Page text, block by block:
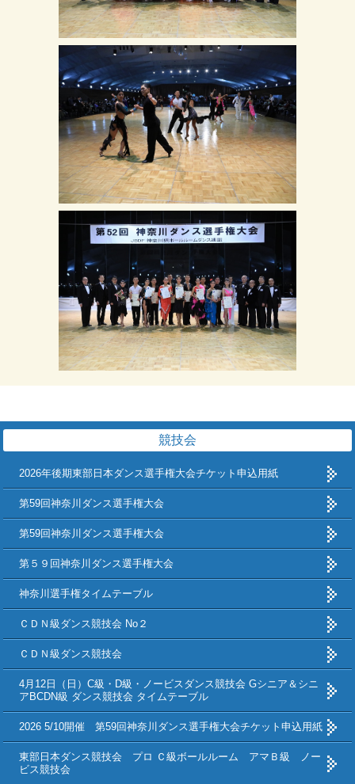
競技会
2026年後期東部日本ダンス選手権大会チケット申込用紙
第59回神奈川ダンス選手権大会
第59回神奈川ダンス選手権大会
第５９回神奈川ダンス選手権大会
神奈川選手権タイムテーブル
ＣＤＮ級ダンス競技会 No２
ＣＤＮ級ダンス競技会
4月12日（日）C級・D級・ノービスダンス競技会 Gシニア＆シニ
アBCDN級 ダンス競技会 タイムテーブル
2026 5/10開催 第59回神奈川ダンス選手権大会チケット申込用紙
東部日本ダンス競技会 プロ Ｃ級ボールルーム アマＢ級 ノー
ビス競技会